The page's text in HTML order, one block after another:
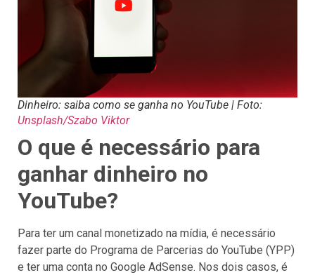
Dinheiro: saiba como se ganha no YouTube | Foto:
Unsplash/Szabo Viktor
O que é necessário para
ganhar dinheiro no
YouTube?
Para ter um canal monetizado na mídia, é necessário
fazer parte do Programa de Parcerias do YouTube (YPP)
e ter uma conta no Google AdSense. Nos dois casos, é